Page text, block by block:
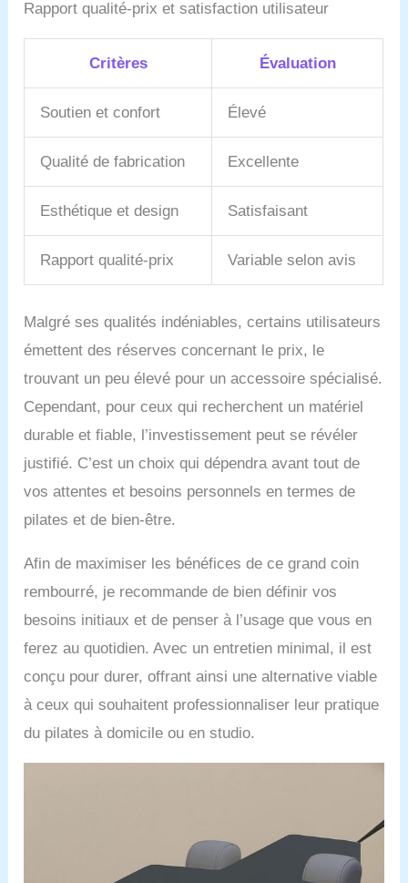
Rapport qualité-prix et satisfaction utilisateur
Critères Évaluation
Soutien et confort Élevé
Qualité de fabrication Excellente
Esthétique et design Satisfaisant
Rapport qualité-prix Variable selon avis
Malgré ses qualités indéniables, certains utilisateurs
émettent des réserves concernant le prix, le
trouvant un peu élevé pour un accessoire spécialisé.
Cependant, pour ceux qui recherchent un matériel
durable et fiable, l’investissement peut se révéler
justifié. C’est un choix qui dépendra avant tout de
vos attentes et besoins personnels en termes de
pilates et de bien-être.
Afin de maximiser les bénéfices de ce grand coin
rembourré, je recommande de bien définir vos
besoins initiaux et de penser à l’usage que vous en
ferez au quotidien. Avec un entretien minimal, il est
conçu pour durer, offrant ainsi une alternative viable
à ceux qui souhaitent professionnaliser leur pratique
du pilates à domicile ou en studio.